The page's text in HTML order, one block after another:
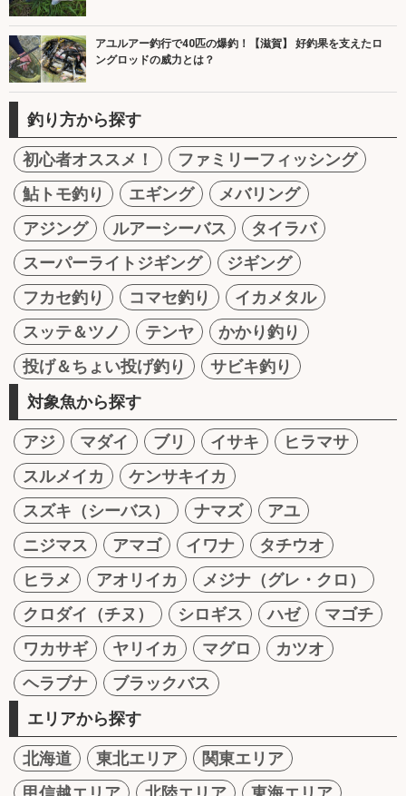
アユルアー釣行で40匹の爆釣！【滋賀】 好釣果を支えたロ
ングロッドの威力とは？
釣り方から探す
初心者オススメ！
ファミリーフィッシング
鮎トモ釣り
エギング
メバリング
アジング
ルアーシーバス
タイラバ
スーパーライトジギング
ジギング
フカセ釣り
コマセ釣り
イカメタル
スッテ＆ツノ
テンヤ
かかり釣り
投げ＆ちょい投げ釣り
サビキ釣り
対象魚から探す
アジ マダイ ブリ イサキ
ヒラマサ
スルメイカ
ケンサキイカ
スズキ（シーバス）
ナマズ
アユ
ニジマス
アマゴ イワナ
タチウオ
ヒラメ
アオリイカ
メジナ（グレ・クロ）
クロダイ（チヌ）
シロギス ハゼ
マゴチ
ワカサギ
ヤリイカ マグロ
カツオ
ヘラブナ
ブラックバス
エリアから探す
北海道 東北エリア
関東エリア